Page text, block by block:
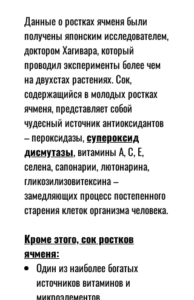
Данные о ростках ячменя были
получены японским исследователем,
доктором Хагивара, который
проводил эксперименты более чем
на двухстах растениях. Сок,
содержащийся в молодых ростках
ячменя, представляет собой
чудесный источник антиоксидантов
– пероксидазы,супероксид
дисмутазы, витамины A, C, E,
селена, сапонарии, лютонарина,
гликозилизовитексина –
замедляющих процесс постепенного
старения клеток организма человека.
Кроме этого, сок ростков
ячменя:
Один из наиболее богатых
источников витаминов и
микроэлементов